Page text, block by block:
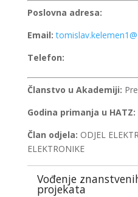
Poslovna adresa:
Email:
Telefon:
Članstvo u Akademiji:
Godina primanja u HATZ:
Član odjela: ODJEL
ELEKTRONIKE
Vođenje
projekata